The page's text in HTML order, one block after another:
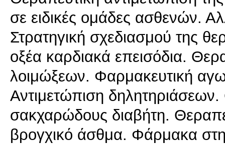
σε ειδικές ομάδες ασθενών.
Στρατηγική σχεδιασμού της
οξέα καρδιακά επεισόδια.
λοιμώξεων. Φαρμακευτική
Αντιμετώπιση
σακχαρώδους διαβήτη.
βρογχικό άσθμα. Φάρμακα